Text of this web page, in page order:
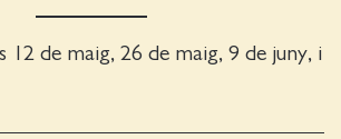
12 de maig, 26 de maig, 9 de juny, i